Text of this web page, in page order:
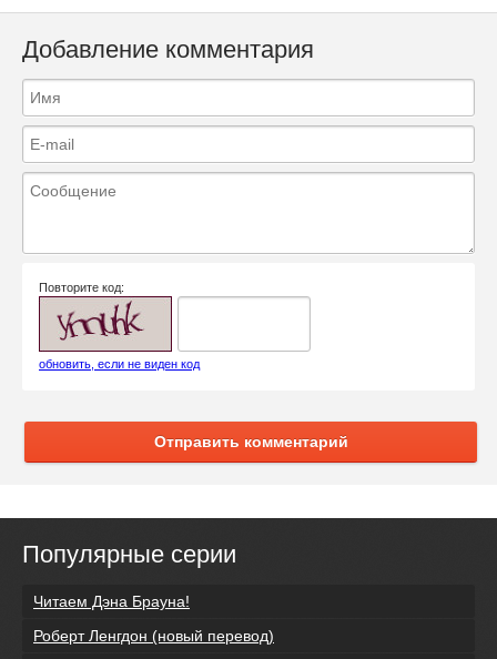
Добавление комментария
Повторите код:
обновить, если не виден код
Отправить комментарий
Популярные серии
Читаем Дэна Брауна!
Роберт Ленгдон (новый перевод)